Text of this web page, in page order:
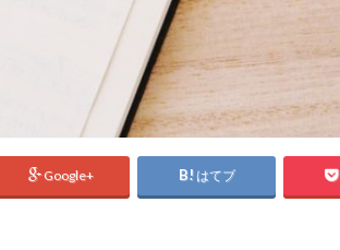
Google+ はてブ